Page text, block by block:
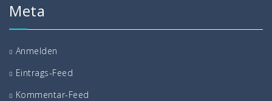
Meta
Anmelden
Eintrags-Feed
Kommentar-Feed